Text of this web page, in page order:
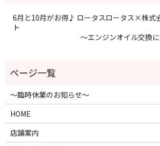
6月と10月がお得♪ ロータスロータス×株式
ト
～エンジンオイル交換
～臨時休業のお知らせ～
HOME
店舗案内